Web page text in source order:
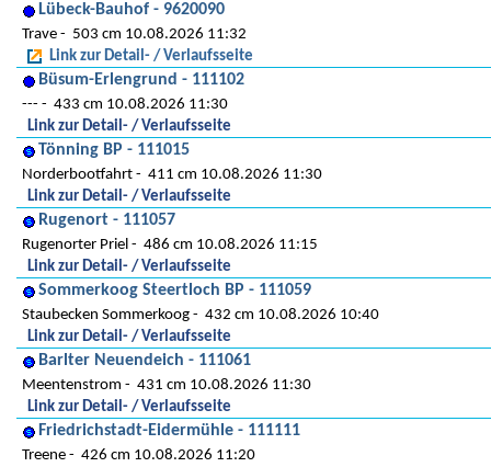
Lübeck-Bauhof - 9620090
Trave
503 cm 10.08.2026 11:32
Link zur Detail- / Verlaufsseite
Büsum-Erlengrund - 111102
---
433 cm 10.08.2026 11:30
Link zur Detail- / Verlaufsseite
Tönning BP - 111015
Norderbootfahrt
411 cm 10.08.2026 11:30
Link zur Detail- / Verlaufsseite
Rugenort - 111057
Rugenorter Priel
486 cm 10.08.2026 11:15
Link zur Detail- / Verlaufsseite
Sommerkoog Steertloch BP - 111059
Staubecken Sommerkoog
432 cm 10.08.2026 10:40
Link zur Detail- / Verlaufsseite
Barlter Neuendeich - 111061
Meentenstrom
431 cm 10.08.2026 11:30
Link zur Detail- / Verlaufsseite
Friedrichstadt-Eidermühle - 111111
Treene 426 cm 10.08.2026 11:20